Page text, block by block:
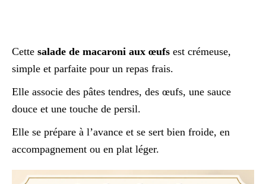
Cette salade de macaroni aux œufs est crémeuse,
simple et parfaite pour un repas frais.
Elle associe des pâtes tendres, des œufs, une sauce
douce et une touche de persil.
Elle se prépare à l’avance et se sert bien froide, en
accompagnement ou en plat léger.